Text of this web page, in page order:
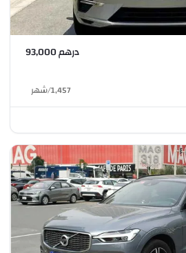
درهم 93,000
1,457
/شهر